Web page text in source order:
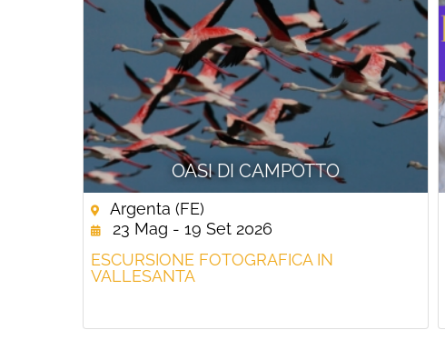
OASI DI CAMPOTTO
Argenta (FE)
23 Mag - 19 Set 2026
ESCURSIONE FOTOGRAFICA IN
VALLESANTA